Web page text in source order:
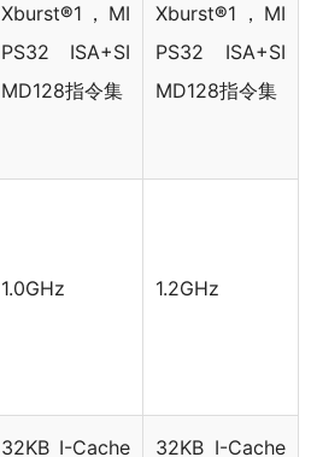
Xburst®1，MI
PS32 ISA+SI
MD128指令集
Xburst®1，MI
PS32 ISA+SI
MD128指令集
1.0GHz 1.2GHz
32KB I-Cache
32KB I-Cache